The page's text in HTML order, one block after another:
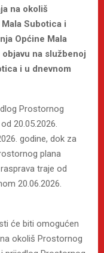
na okoliš
Subotica i
Općine Mala
na službenoj
i u dnevnom
Prostornog
20.05.2026.
godine, dok za
plana
traje od
20.06.2026.
će biti omogućen
okoliš Prostornog